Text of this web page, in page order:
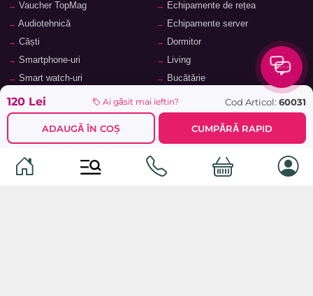
120 Lei Ai găsit mai ieftin? Cod Articol: 60031
ADAUGĂ ÎN COȘ CUMPĂRĂ RAPID
Vaucher TopMag
Audiotehnică
Căști
Smartphone-uri
Smart watch-uri
Telefoane mobile
Ochelari inteligenți
Software
Laptopuri și accesorii
Echipamente de rețea
Echipamente server
Dormitor
Living
Bucătărie
Hol
Cameră copii
Birou și cabinet
etajere